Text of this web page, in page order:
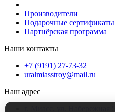
Производители
Подарочные сертификаты
Партнёрская программа
Наши контакты
+7 (9191) 27-73-32
uralmiasstroy@mail.ru
Наш адрес